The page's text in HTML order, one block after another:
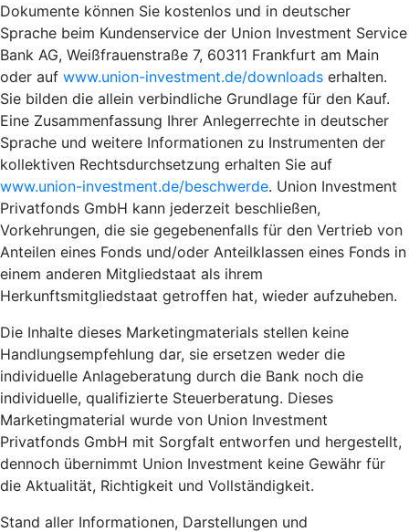
Dokumente können Sie kostenlos und in deutscher
Sprache beim Kundenservice der Union Investment Service
Bank AG, Weißfrauenstraße 7, 60311 Frankfurt am Main
oder auf www.union-investment.de/downloads erhalten.
Sie bilden die allein verbindliche Grundlage für den Kauf.
Eine Zusammenfassung Ihrer Anlegerrechte in deutscher
Sprache und weitere Informationen zu Instrumenten der
kollektiven Rechtsdurchsetzung erhalten Sie auf
www.union-investment.de/beschwerde. Union Investment
Privatfonds GmbH kann jederzeit beschließen,
Vorkehrungen, die sie gegebenenfalls für den Vertrieb von
Anteilen eines Fonds und/oder Anteilklassen eines Fonds in
einem anderen Mitgliedstaat als ihrem
Herkunftsmitgliedstaat getroffen hat, wieder aufzuheben.
Die Inhalte dieses Marketingmaterials stellen keine
Handlungsempfehlung dar, sie ersetzen weder die
individuelle Anlageberatung durch die Bank noch die
individuelle, qualifizierte Steuerberatung. Dieses
Marketingmaterial wurde von Union Investment
Privatfonds GmbH mit Sorgfalt entworfen und hergestellt,
dennoch übernimmt Union Investment keine Gewähr für
die Aktualität, Richtigkeit und Vollständigkeit.
Stand aller Informationen, Darstellungen und